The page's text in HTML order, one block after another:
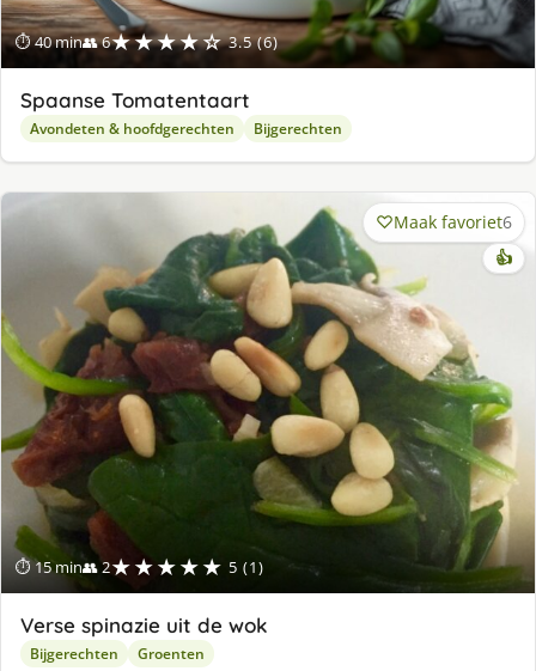
⏱ 40 min👥 6★★★★☆ 3.5 (6)
Spaanse Tomatentaart
Avondeten & hoofdgerechten Bijgerechten
⏱ 15 min👥 2★★★★★ 5 (1)
Maak favoriet6
👍
Verse spinazie uit de wok
Bijgerechten Groenten